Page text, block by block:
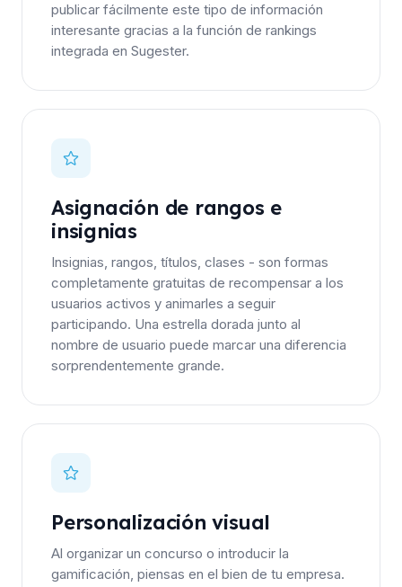
publicar fácilmente este tipo de información
interesante gracias a la función de rankings
integrada en Sugester.
Asignación de rangos e
insignias
Insignias, rangos, títulos, clases - son formas
completamente gratuitas de recompensar a los
usuarios activos y animarles a seguir
participando. Una estrella dorada junto al
nombre de usuario puede marcar una diferencia
sorprendentemente grande.
Personalización visual
Al organizar un concurso o introducir la
gamificación, piensas en el bien de tu empresa.